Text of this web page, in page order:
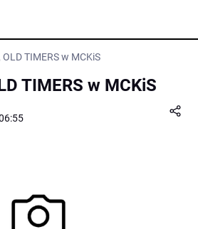
TIMERS w MCKiS
TIMERS w MCKiS